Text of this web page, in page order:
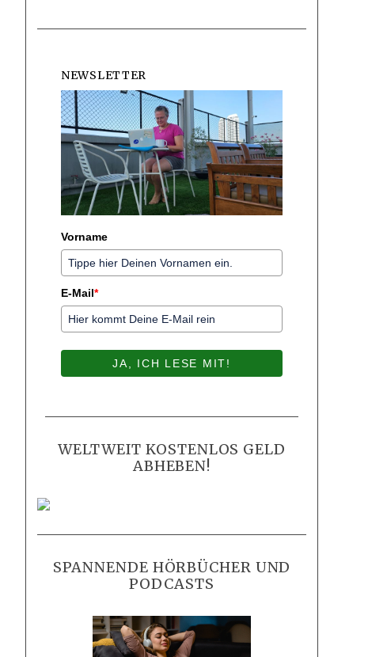
NEWSLETTER
Vorname
E-Mail*
JA, ICH LESE MIT!
WELTWEIT KOSTENLOS GELD
ABHEBEN!
SPANNENDE HÖRBÜCHER UND
PODCASTS